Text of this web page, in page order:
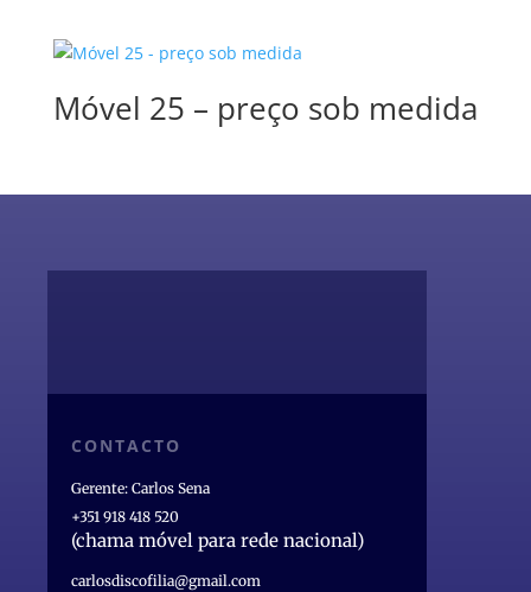
Móvel 25 – preço sob medida
CONTACTO
Gerente: Carlos Sena
+351 918 418 520
(chama móvel para rede nacional)
carlosdiscofilia@gmail.com